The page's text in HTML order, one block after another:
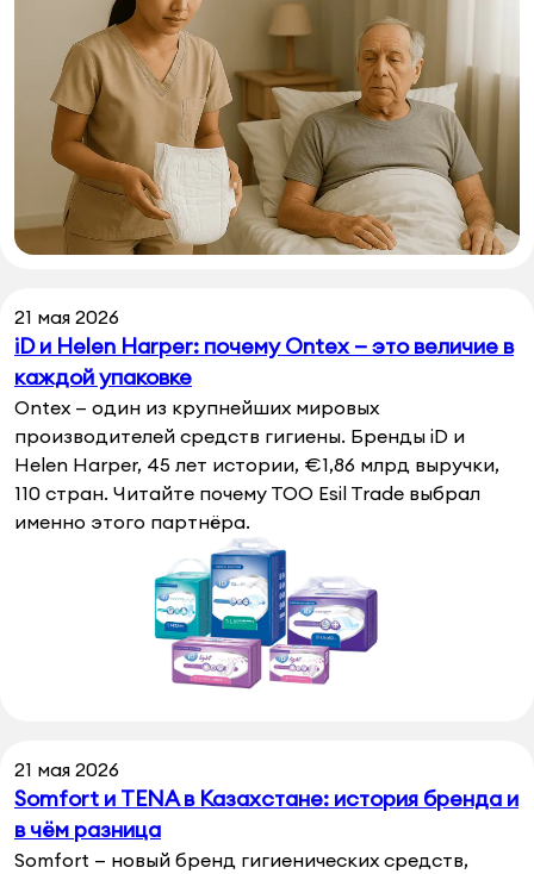
21 мая 2026
iD и Helen Harper: почему Ontex — это величие в
каждой упаковке
Ontex — один из крупнейших мировых
производителей средств гигиены. Бренды iD и
Helen Harper, 45 лет истории, €1,86 млрд выручки,
110 стран. Читайте почему ТОО Esil Trade выбрал
именно этого партнёра.
21 мая 2026
Somfort и TENA в Казахстане: история бренда и
в чём разница
Somfort — новый бренд гигиенических средств,